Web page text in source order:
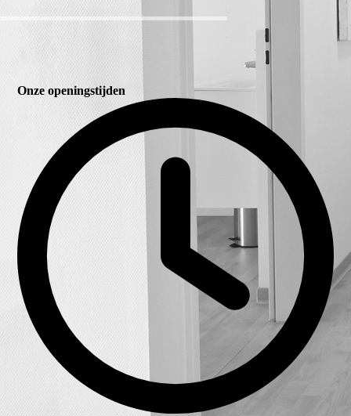
Onze openingstijden